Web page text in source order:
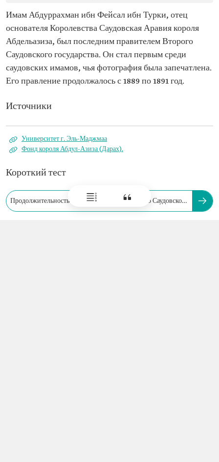
Имам Абдуррахман ибн Фейсал ибн Турки, отец
основателя Королевства Саудовская Аравия короля
Абдельазиза, был последним правителем Второго
Саудовского государства. Он стал первым среди
саудовских имамов, чья фотография была запечатлена.
Его правление продолжалось с 1889 по 1891 год.
Источники
Университет г. Эль-Маджмаа
Фонд короля Абдул-Азиза (Дарах).
Короткий тест
Продолжительность правления имамов Второго Саудовского